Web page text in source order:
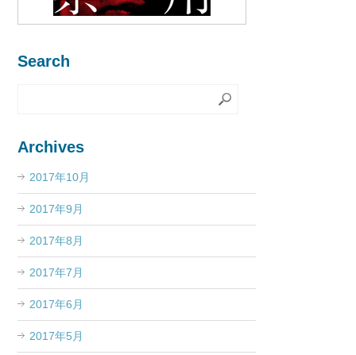
Search
Archives
2017年10月
2017年9月
2017年8月
2017年7月
2017年6月
2017年5月